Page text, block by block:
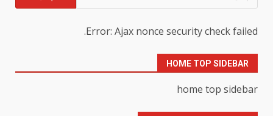
عن:
Error: Ajax nonce security check failed.
HOME TOP SIDEBAR
home top sidebar